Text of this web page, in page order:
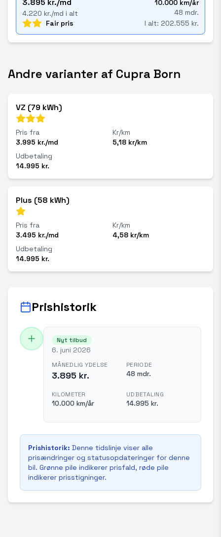
3.895 kr./md
4.220 kr./md i alt
10.000 km/år
48 mdr.
Fair pris
I alt: 202.555 kr.
Andre varianter af Cupra Born
VZ (79 kWh)
Pris fra
3.995 kr./md
Kr/km
5,18 kr/km
Udbetaling
14.995 kr.
Plus (58 kWh)
Pris fra
3.495 kr./md
Kr/km
4,58 kr/km
Udbetaling
14.995 kr.
Prishistorik
Nyt tilbud
6. juni 2026
MÅNEDLIG YDELSE
3.895 kr.
PERIODE
48 mdr.
KILOMETER
10.000 km/år
UDBETALING
14.995 kr.
Prishistorik: Denne tidslinje viser alle
prisændringer og statusopdateringer for denne
bil. Grønne pile indikerer prisfald, røde pile
indikerer prisstigninger.